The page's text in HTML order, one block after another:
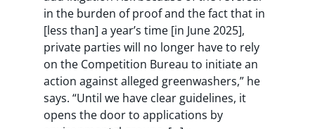
in the burden of proof and the fact that in
[less than] a year’s time [in June 2025],
private parties will no longer have to rely
on the Competition Bureau to initiate an
action against alleged greenwashers,” he
says. “Until we have clear guidelines, it
opens the door to applications by